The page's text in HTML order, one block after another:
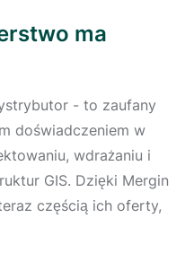
ma
- to zaufany
doświadczeniem w
wdrażaniu i
GIS. Dzięki Mergin
częścią ich oferty,